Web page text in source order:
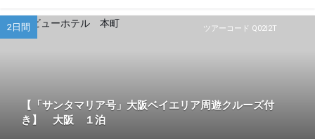
ツアーコード Q02I2T
2日間
【「サンタマリア号」大阪ベイエリア周遊クルーズ付
き】 大阪 １泊